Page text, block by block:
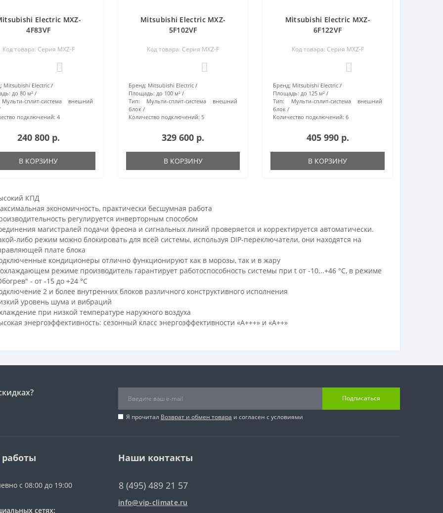
Electric MXZ-
4F83VF
Код товара: Серия MXZ-F
Mitsubishi Electric
до 80 м²
Мульти-сплит-система внешний
подключений: 4
240 800 р.
В КОРЗИНУ
Mitsubishi Electric MXZ-
5F102VF
Код товара: Серия MXZ-F
Бренд: Mitsubishi Electric
Площадь: до 100 м²
Тип:
Мульти-сплит-система внешний
блок
Количество подключений: 5
329 600 р.
В КОРЗИНУ
Mitsubishi Electric MXZ-
6F122VF
Код товара: Серия MXZ-F
Бренд: Mitsubishi Electric
Площадь: до 125 м²
Тип:
Мульти-сплит-система внешний
блок
Количество подключений: 6
405 990 р.
В КОРЗИНУ
КПД
экономичность, практически бесшумная работа
регулируется инверторным способом
магистралей подачи фреона и сигнальных линий проверяется и корректируется автоматически.
либо режим можно блокировать для всей системы, используя DIP-переключатели, они находятся на
плате блока
кондиционеры отлично функционируют как в морозы, так и в жару
режиме производитель гарантирует работоспособность системы при t от -10...+46 °С, в режиме
- от -15 до +24 °С
2 и более внутренних блоков различного конструктивного исполнения
уровень шума и вибраций
при низкой температуре наружного воздуха
энергоэффективность: сезонный класс энергоэффективности «А+++» и «А++»
Подписаться
Я прочитал Возврат и обмен товара и согласен с условиями
с 08:00 до 19:00
сетях:
Наши контакты
8 (495) 489 21 57
info@vip-climate.ru